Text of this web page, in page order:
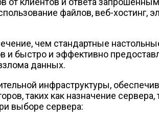
файлов, веб-хостинг,
чем стандартные
быстро и эффективно
данных.
инфраструктуры,
таких как назначение
выборе сервера: